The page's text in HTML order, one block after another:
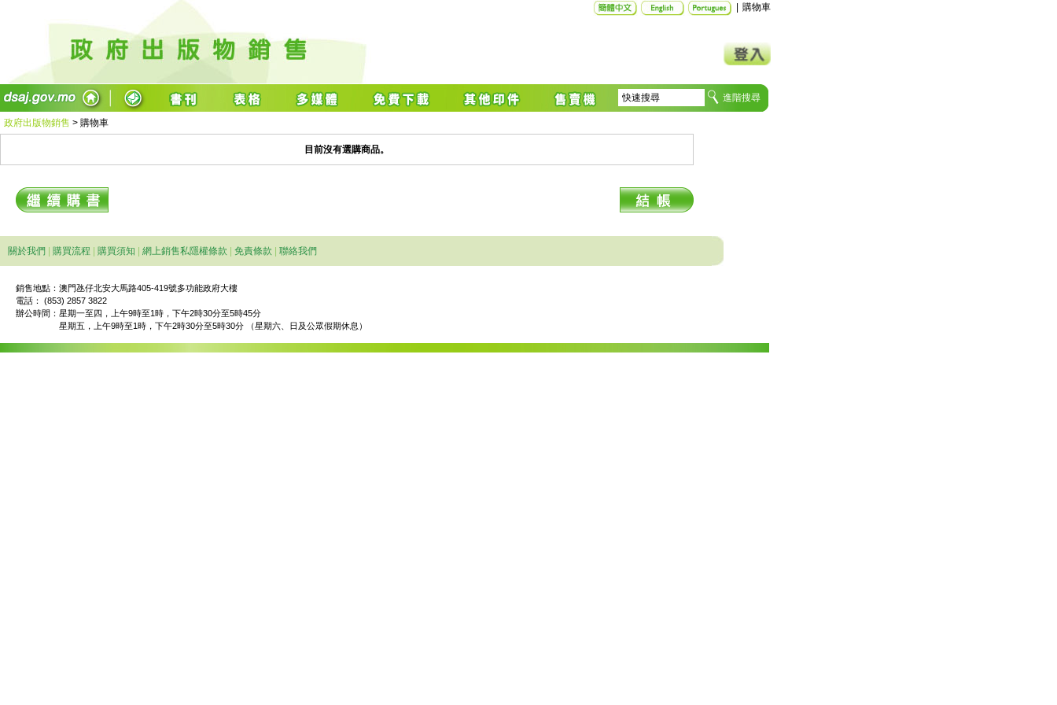
購物車
進階搜尋
政府出版物銷售 > 購物車
目前沒有選購商品。
關於我們 購買流程 購買須知 網上銷售私隱權條款 免責條款 聯絡我們
銷售地點：澳門氹仔北安大馬路405-419號多功能政府大樓
電話： (853) 2857 3822
辦公時間： 星期一至四，上午9時至1時，下午2時30分至5時45分
星期五，上午9時至1時，下午2時30分至5時30分 （星期六、日及公眾假期休息）